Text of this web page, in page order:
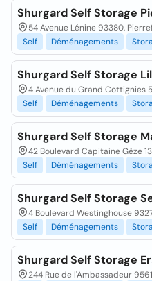
Shurgard Self Storage
54 Avenue Lénine 93380,
Self
Déménagements
Shurgard Self Storage
4 Avenue du Grand Cottignies
Self
Déménagements
Shurgard Self Storage
42 Boulevard Capitaine Gèze
Self
Déménagements
Shurgard Self Storage
4 Boulevard Westinghouse
Self
Déménagements
Shurgard Self Storage
244 Rue de l'Ambassadeur